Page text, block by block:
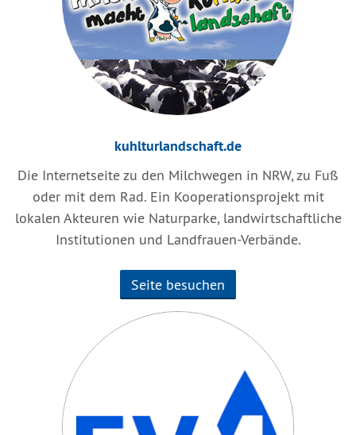
kuhlturlandschaft.de
Die Internetseite zu den Milchwegen in NRW, zu Fuß
oder mit dem Rad. Ein Kooperationsprojekt mit
lokalen Akteuren wie Naturparke, landwirtschaftliche
Institutionen und Landfrauen-Verbände.
Seite besuchen